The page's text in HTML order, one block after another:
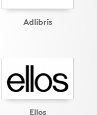
Adlibris
Ellos